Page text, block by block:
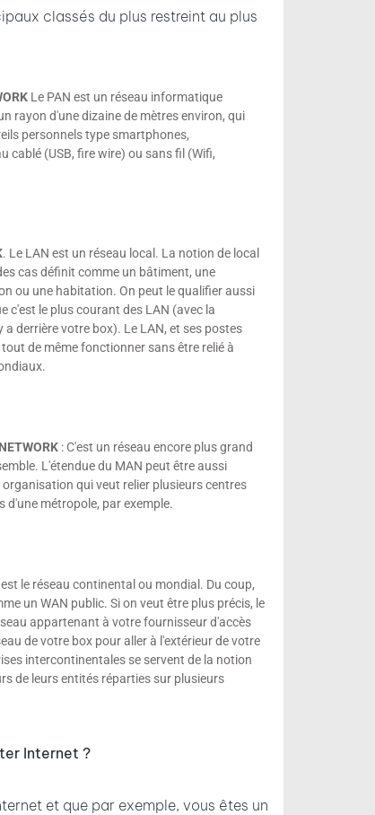
classés du plus restreint au plus
Le PAN est un réseau informatique
rayon d'une dizaine de mètres environ, qui
personnels type smartphones,
cablé (USB, fire wire) ou sans fil (Wifi,
. Le LAN est un réseau local. La notion de local
cas définit comme un bâtiment, une
ou une habitation. On peut le qualifier aussi
c'est le plus courant des LAN (avec la
a derrière votre box). Le LAN, et ses postes
de même fonctionner sans être relié à
: C'est un réseau encore plus grand
L'étendue du MAN peut être aussi
qui veut relier plusieurs centres
d'une métropole, par exemple.
est le réseau continental ou mondial. Du coup,
un WAN public. Si on veut être plus précis, le
appartenant à votre fournisseur d'accès
de votre box pour aller à l'extérieur de votre
intercontinentales se servent de la notion
de leurs entités réparties sur plusieurs
Internet ?
et que par exemple, vous êtes un